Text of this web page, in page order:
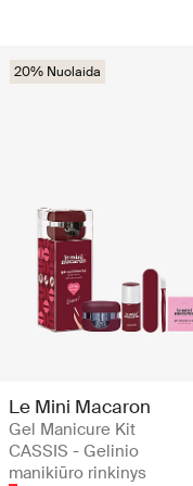
20% Nuolaida
Le Mini Macaron
Gel Manicure Kit
CASSIS - Gelinio
manikiūro rinkinys